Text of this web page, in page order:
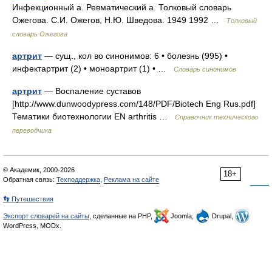
Инфекционный а. Ревматический а. Толковый словарь
Ожегова. С.И. Ожегов, Н.Ю. Шведова. 1949 1992 …
Толковый
словарь Ожегова
артрит — сущ., кол во синонимов: 6 • болезнь (995) •
инфектартрит (2) • моноартрит (1) • …
Словарь синонимов
артрит — Воспаление суставов
[http://www.dunwoodypress.com/148/PDF/Biotech Eng Rus.pdf]
Тематики биотехнологии EN arthritis …
Справочник технического
переводчика
18+
© Академик, 2000-2026
Обратная связь: Техподдержка Реклама на сайте
👣 Путешествия
Экспорт словарей на сайты , сделанные на PHP, Joomla,
Drupal,
WordPress, MODx.